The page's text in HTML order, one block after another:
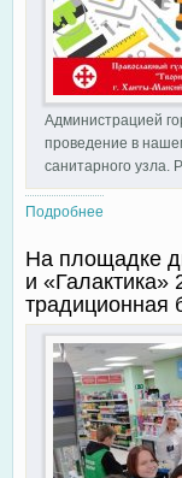
Администрацией
проведение в
санитарного узла.
Подробнее
добро" г.
На площадке
и «Галактика»
традиционная